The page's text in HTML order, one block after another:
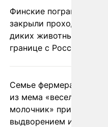
Финские пограничники
закрыли проходы для
диких животных на
границе с Россией
Семье фермера
из мема «веселый
молочник» пригрозили
выдворением из